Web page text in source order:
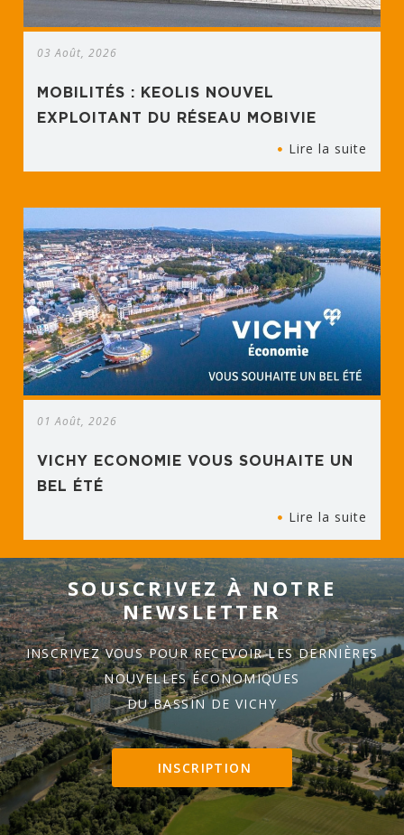
03 Août, 2026
MOBILITÉS : KEOLIS NOUVEL
EXPLOITANT DU RÉSEAU MOBIVIE
Lire la suite
01 Août, 2026
VICHY ECONOMIE VOUS SOUHAITE UN
BEL ÉTÉ
Lire la suite
SOUSCRIVEZ À NOTRE
NEWSLETTER
INSCRIVEZ VOUS POUR RECEVOIR LES DERNIÈRES
NOUVELLES ÉCONOMIQUES
DU BASSIN DE VICHY
INSCRIPTION